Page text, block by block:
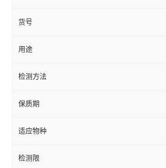
货号
用途
检测方法
保质期
适应物种
检测限